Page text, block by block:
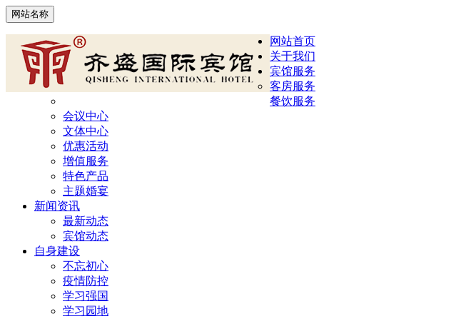
网站名称
网站首页
关于我们
宾馆服务
客房服务
餐饮服务
会议中心
文体中心
优惠活动
增值服务
特色产品
主题婚宴
新闻资讯
最新动态
宾馆动态
自身建设
不忘初心
疫情防控
学习强国
学习园地